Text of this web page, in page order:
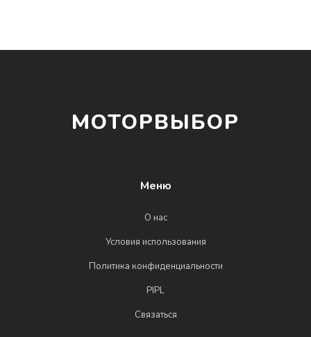
МОТОРВЫБОР
Меню
О нас
Условия использования
Политика конфиденциальности
PIPL
Связаться